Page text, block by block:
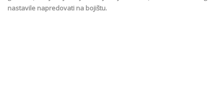
nastavile napredovati na bojištu.